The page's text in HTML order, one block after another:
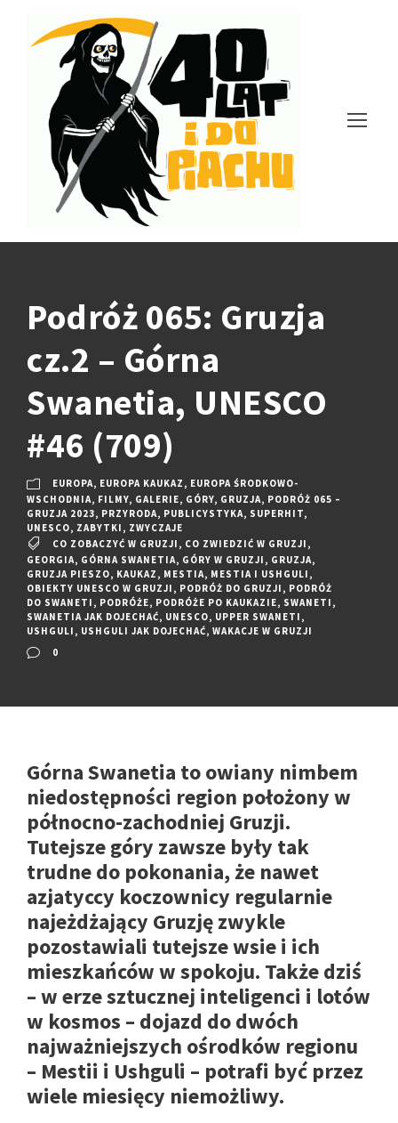
Podróż 065: Gruzja
cz.2 – Górna
Swanetia, UNESCO
#46 (709)
EUROPA, EUROPA KAUKAZ , EUROPA ŚRODKOWO-
WSCHODNIA, FILMY, GALERIE, GÓRY, GRUZJA, PODRÓŻ 065 –
GRUZJA 2023, PRZYRODA, PUBLICYSTYKA, SUPERHIT,
UNESCO, ZABYTKI , ZWYCZAJE
CO ZOBACZYĆ W GRUZJI , CO ZWIEDZIĆ W GRUZJI ,
GEORGIA, GÓRNA SWANETIA, GÓRY W GRUZJI , GRUZJA,
GRUZJA PIESZO, KAUKAZ , MESTIA, MESTIA I USHGULI ,
OBIEKTY UNESCO W GRUZJI , PODRÓŻ DO GRUZJI , PODRÓŻ
DO SWANETI , PODRÓŻE, PODRÓŻE PO KAUKAZIE, SWANETI ,
SWANETIA JAK DOJECHAĆ, UNESCO, UPPER SWANETI ,
USHGULI , USHGULI JAK DOJECHAĆ, WAKACJE W GRUZJI
0
Górna Swanetia to owiany nimbem
niedostępności region położony w
północno-zachodniej Gruzji.
Tutejsze góry zawsze były tak
trudne do pokonania, że nawet
azjatyccy koczownicy regularnie
najeżdżający Gruzję zwykle
pozostawiali tutejsze wsie i ich
mieszkańców w spokoju. Także dziś
– w erze sztucznej inteligenci i lotów
w kosmos – dojazd do dwóch
najważniejszych ośrodków regionu
– Mestii i Ushguli – potrafi być przez
wiele miesięcy niemożliwy.